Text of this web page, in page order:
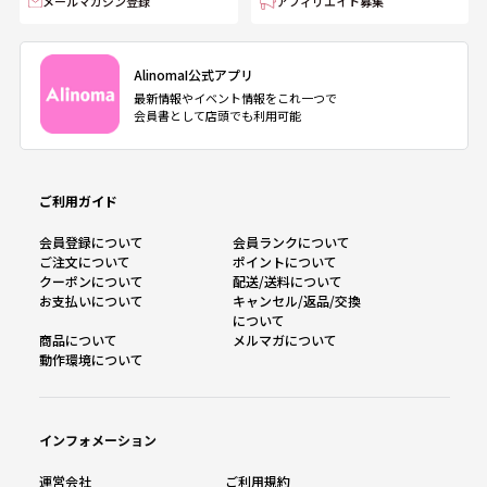
AlinomaI公式アプリ
最新情報やイベント情報をこれ一つで
会員書として店頭でも利用可能
ご利用ガイド
会員登録について
会員ランクについて
ご注文について
ポイントについて
クーポンについて
配送/送料について
お支払いについて
キャンセル/返品/交換
について
商品について
メルマガについて
動作環境について
インフォメーション
運営会社 ご利用規約